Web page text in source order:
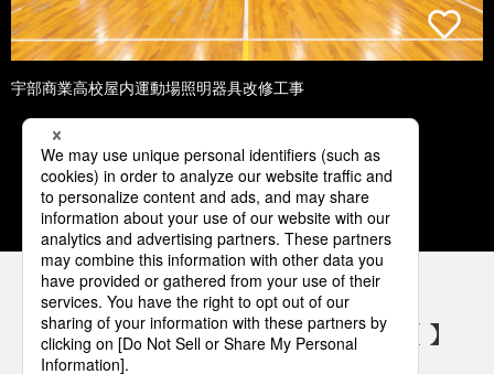
宇部商業高校屋内運動場照明器具改修工事
1 2 3 4 5
パナソニックの電気設備 SNSアカウント